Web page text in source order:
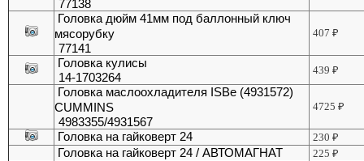
77138
Головка дюйм 41мм под баллонный ключ
мясорубку
77141
407₽
Головка кулисы
14-1703264
439₽
Головка маслоохладителя ISBe (4931572)
CUMMINS
4983355/4931567
4725₽
Головка на гайковерт 24 230₽
Головка на гайковерт 24 / АВТОМАГНАТ 225₽